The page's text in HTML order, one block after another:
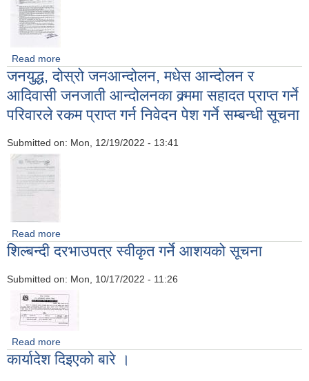
Read more
विक्री कर संकलन सम्बन्धी शिल्बन्दी दरभाउपत्र सम्बन्धी सूचना
जनयुद्ध, दोस्रो जनआन्दोलन, मधेस आन्दोलन र
आदिवासी जनजाती आन्दोलनका क्र्ममा सहादत प्राप्त गर्ने
परिवारले रकम प्राप्त गर्न निवेदन पेश गर्ने सम्बन्धी सूचना
Submitted on: Mon, 12/19/2022 - 13:41
Read more
आन्दोलनका क्र्ममा सहादत प्राप्त गर्ने परिवारले रकम प्राप्त गर्न निवेदन पेश
शिल्बन्दी दरभाउपत्र स्वीकृत गर्ने आशयको सूचना
Submitted on: Mon, 10/17/2022 - 11:26
Read more
कार्यादेश दिइएको बारे ।